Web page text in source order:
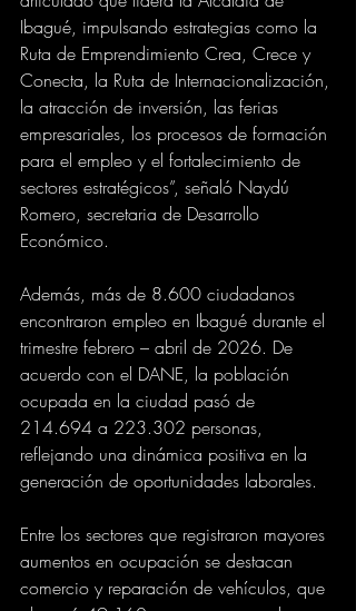
Ibagué, impulsando estrategias como la
Ruta de Emprendimiento Crea, Crece y
Conecta, la Ruta de Internacionalización,
la atracción de inversión, las ferias
empresariales, los procesos de formación
para el empleo y el fortalecimiento de
sectores estratégicos”, señaló Naydú
Romero, secretaria de Desarrollo
Económico.
Además, más de 8.600 ciudadanos
encontraron empleo en Ibagué durante el
trimestre febrero – abril de 2026. De
acuerdo con el DANE, la población
ocupada en la ciudad pasó de
214.694 a 223.302 personas,
reflejando una dinámica positiva en la
generación de oportunidades laborales.
Entre los sectores que registraron mayores
aumentos en ocupación se destacan
comercio y reparación de vehículos, que